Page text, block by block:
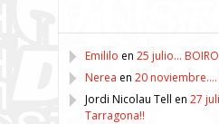
Emililo en 25 julio…
Nerea en 20 noviembre….
Jordi Nicolau Tell en 27
Tarragona!!